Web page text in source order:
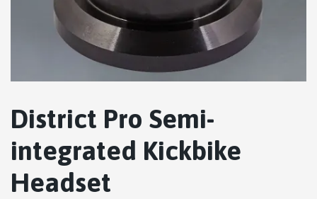
District Pro Semi-
integrated Kickbike
Headset